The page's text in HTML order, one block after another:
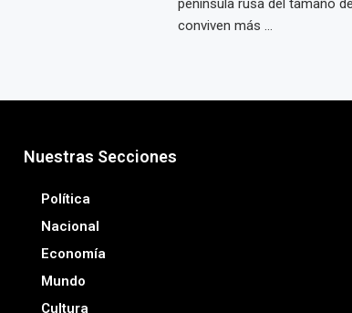
península rusa del tamaño
conviven más ...
Nuestras Secciones
Política
Nacional
Economía
Mundo
Cultura